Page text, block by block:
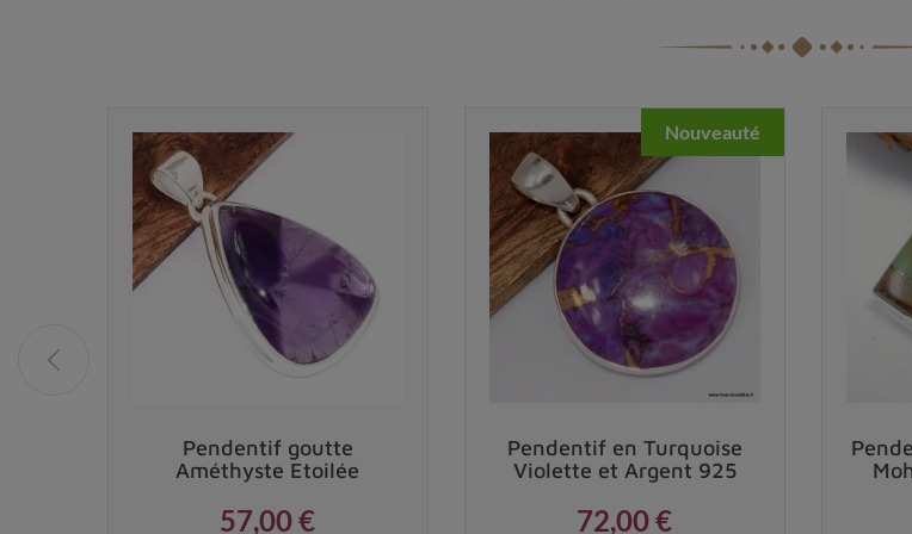
Pendentif goutte
Améthyste Etoilée
57,00 €
Nouveauté
Pendentif en Turquoise
Violette et Argent 925
72,00 €